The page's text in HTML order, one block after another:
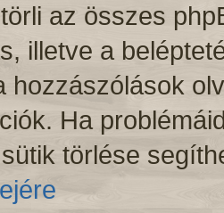
az összes
illetve a
hozzászólások
Ha
törlése